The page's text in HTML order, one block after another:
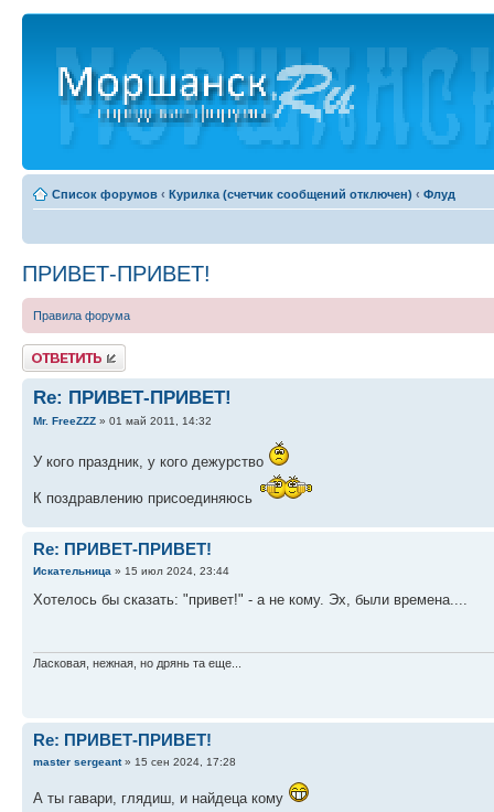
Список форумов ‹ Курилка (счетчик сообщений отключен) ‹ Флуд
ПРИВЕТ-ПРИВЕТ!
Правила форума
Ответить
Re: ПРИВЕТ-ПРИВЕТ!
Mr. FreeZZZ » 01 май 2011, 14:32
У кого праздник, у кого дежурство
К поздравлению присоединяюсь
Re: ПРИВЕТ-ПРИВЕТ!
Искательница » 15 июл 2024, 23:44
Хотелось бы сказать: "привет!" - а не кому. Эх, были времена....
Ласковая, нежная, но дрянь та еще...
Re: ПРИВЕТ-ПРИВЕТ!
master sergeant» 15 сен 2024, 17:28
А ты гавари, глядиш, и найдеца кому